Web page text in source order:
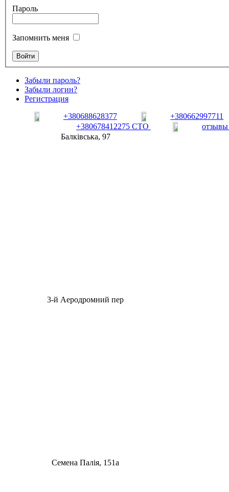
Пароль
Запомнить меня
Забыли пароль?
Забыли логин?
Регистрация
+380688628377
+380662997711
+380678412275 СТО
Балківська, 97
3-й Аеродромний пер
Семена Палія, 151а